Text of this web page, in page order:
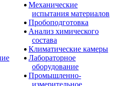
Механические
испытания материалов
Пробоподготовка
Анализ химического
состава
Климатические камеры
Лабораторное
оборудование
Промышленно-
измерительное